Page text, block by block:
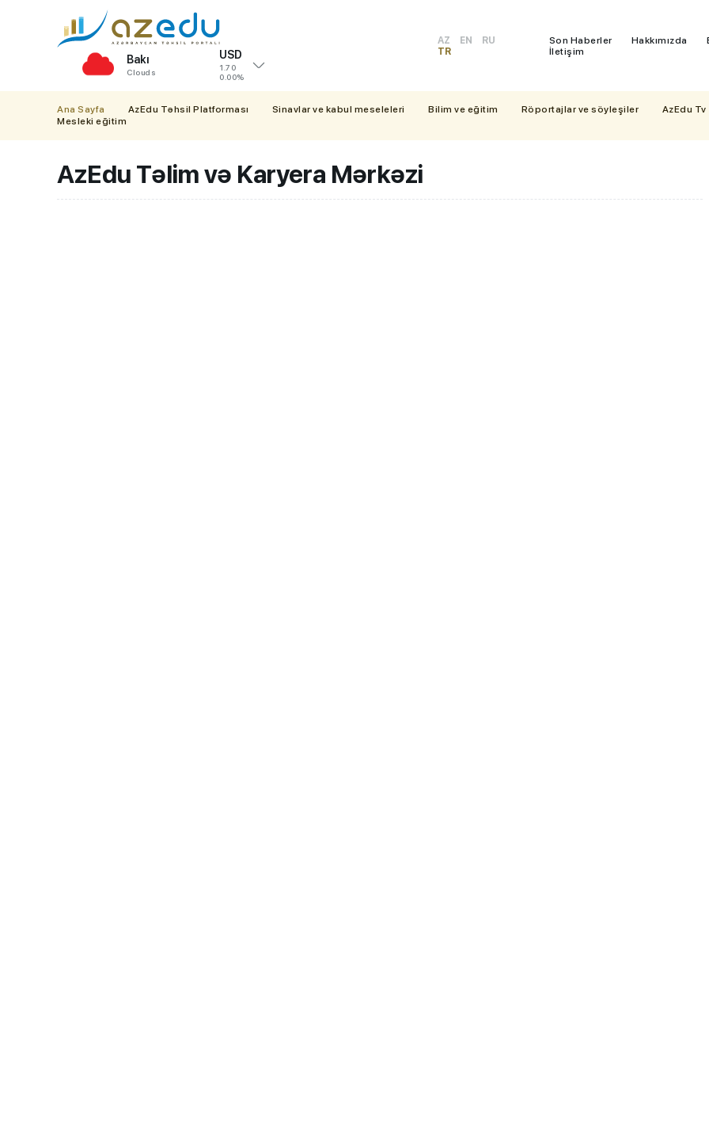
Bakı
Clouds
USD
1.70
0.00%
AZ EN
RU
TR
Son Haberler Hakkımızda
İletişim
Ana Sayfa AzEdu Təhsil Platforması Sinavlar ve kabul meseleleri Bilim ve eğitim Röportajlar ve söyleşiler AzEdu Tv
Mesleki eğitim
AzEdu Təlim və Karyera Mərkəzi